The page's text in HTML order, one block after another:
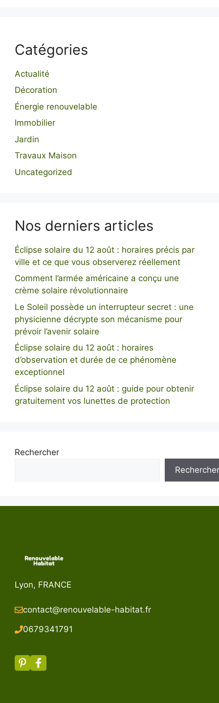
Catégories
Actualité
Décoration
Énergie renouvelable
Immobilier
Jardin
Travaux Maison
Uncategorized
Nos derniers articles
Éclipse solaire du 12 août : horaires précis par
ville et ce que vous observerez réellement
Comment l’armée américaine a conçu une
crème solaire révolutionnaire
Le Soleil possède un interrupteur secret : une
physicienne décrypte son mécanisme pour
prévoir l’avenir solaire
Éclipse solaire du 12 août : horaires
d’observation et durée de ce phénomène
exceptionnel
Éclipse solaire du 12 août : guide pour obtenir
gratuitement vos lunettes de protection
Rechercher
Rechercher
Lyon, FRANCE
contact@renouvelable-habitat.fr
0679341791